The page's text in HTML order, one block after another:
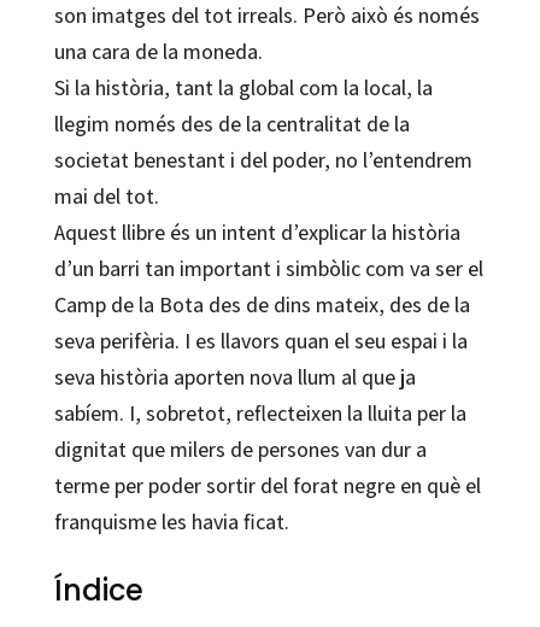
son imatges del tot irreals. Però això és només
una cara de la moneda.
Si la història, tant la global com la local, la
llegim només des de la centralitat de la
societat benestant i del poder, no l’entendrem
mai del tot.
Aquest llibre és un intent d’explicar la història
d’un barri tan important i simbòlic com va ser el
Camp de la Bota des de dins mateix, des de la
seva perifèria. I es llavors quan el seu espai i la
seva història aporten nova llum al que ja
sabíem. I, sobretot, reflecteixen la lluita per la
dignitat que milers de persones van dur a
terme per poder sortir del forat negre en què el
franquisme les havia ficat.
Índice